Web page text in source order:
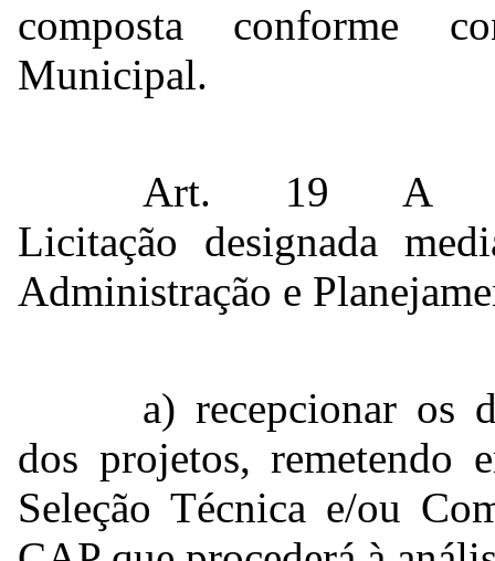
composta conforme
Municipal.
Art. 19 A
Licitação designada
Administração e
a) recepcionar os
dos projetos, remetendo
Seleção Técnica e/ou